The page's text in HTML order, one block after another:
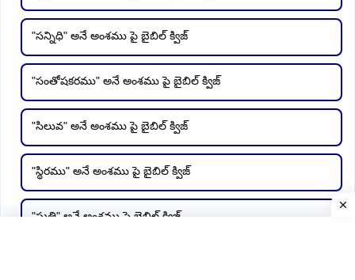
"సన్నిధి" అనే అంశము పై బైబిల్ క్విజ్
"సంతోషకరము" అనే అంశము పై బైబిల్ క్విజ్
"సిలువ" అనే అంశము పై బైబిల్ క్విజ్
"స్థిరము" అనే అంశము పై బైబిల్ క్విజ్
"స్తుతి" అనే అంశము పై బైబిల్ క్విజ్